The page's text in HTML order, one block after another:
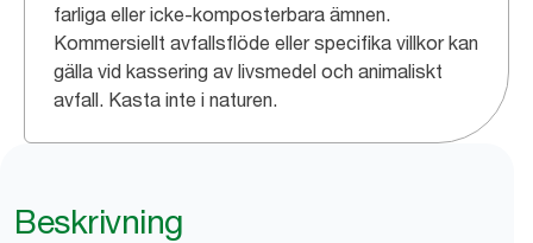
farliga eller icke-komposterbara ämnen.
Kommersiellt avfallsflöde eller specifika villkor kan
gälla vid kassering av livsmedel och animaliskt
avfall. Kasta inte i naturen.
Beskrivning